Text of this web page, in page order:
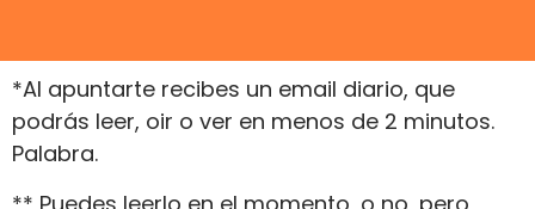
*Al apuntarte recibes un email diario, que
podrás leer, oir o ver en menos de 2 minutos.
Palabra.